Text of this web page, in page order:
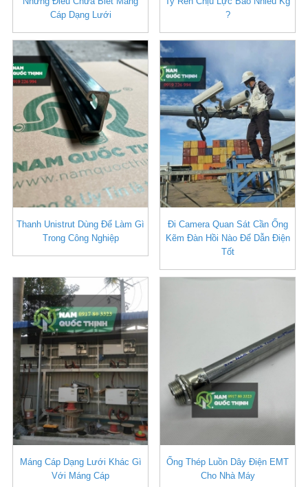
Cáp Dạng Lưới
?
Thanh Unistrut Dùng Để Làm Gì
Trong Công Nghiệp
Đi Camera Quan Sát Cần Ống
Kẽm Đàn Hồi Nào Để Dẫn Điện
Tốt
Máng Cáp Dạng Lưới Khác Gì
Với Máng Cáp
Ống Thép Luồn Dây Điện EMT
Cho Nhà Máy